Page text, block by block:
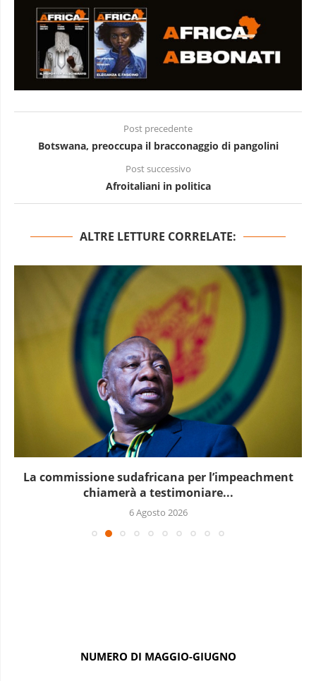
Post precedente
Botswana, preoccupa il bracconaggio di pangolini
Post successivo
Afroitaliani in politica
ALTRE LETTURE CORRELATE:
La commissione sudafricana per l’impeachment
chiamerà a testimoniare...
6 Agosto 2026
NUMERO DI MAGGIO-GIUGNO